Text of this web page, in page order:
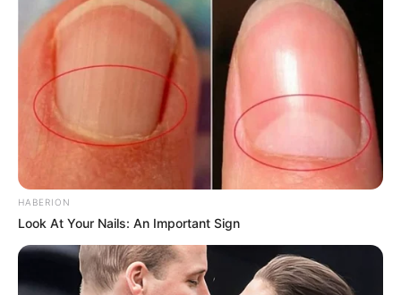
HABERION
Look At Your Nails: An Important Sign